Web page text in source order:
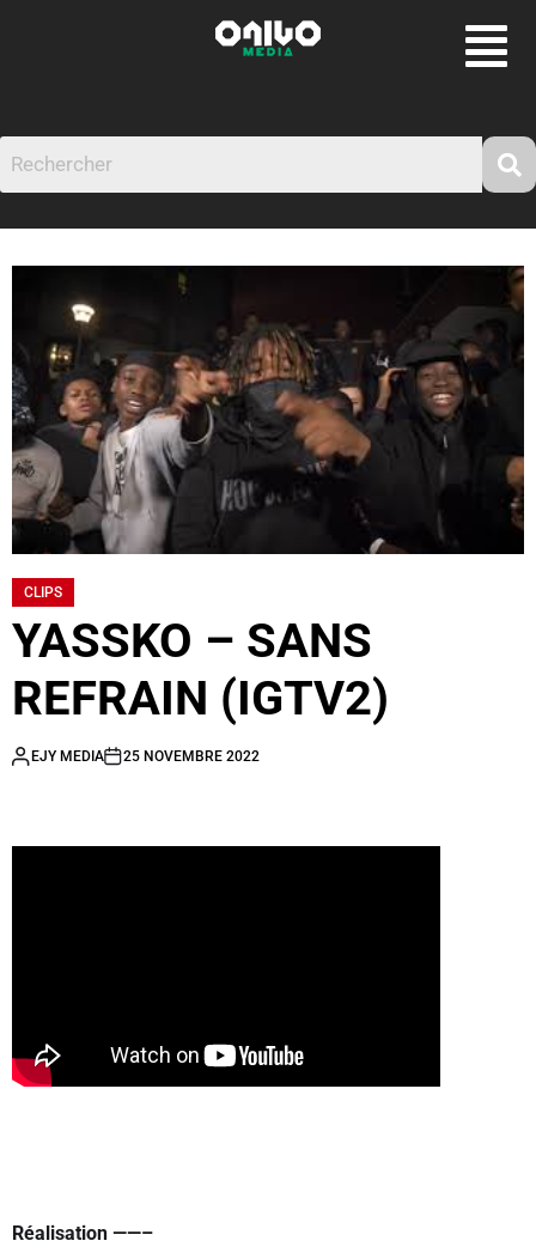
CLIPS
YASSKO – SANS
REFRAIN (IGTV2)
EJY MEDIA 25 NOVEMBRE 2022
Réalisation ——–